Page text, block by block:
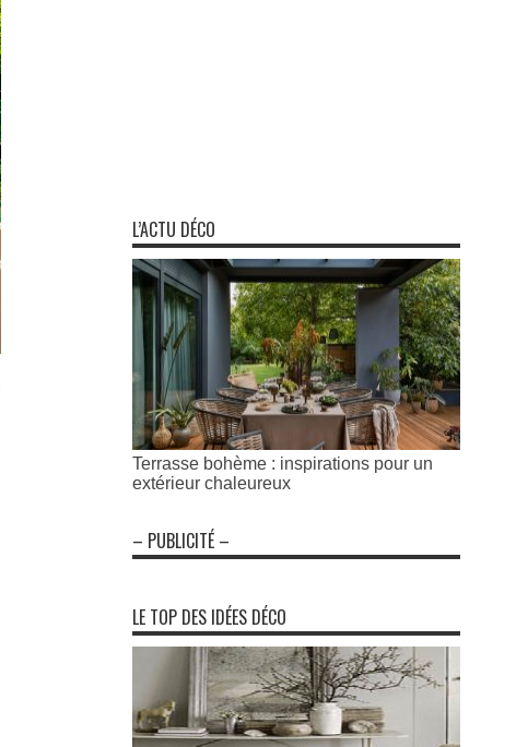
L’ACTU DÉCO
Terrasse bohème : inspirations pour un
extérieur chaleureux
– PUBLICITÉ –
LE TOP DES IDÉES DÉCO